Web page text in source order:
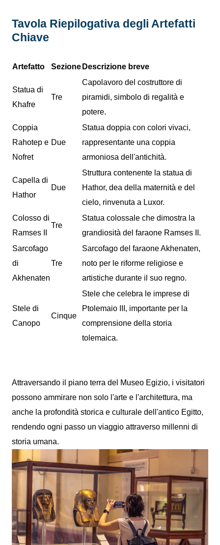
Tavola Riepilogativa degli Artefatti
Chiave
Artefatto Sezione Descrizione breve
Statua di
Khafre
Tre
Capolavoro del costruttore di
piramidi, simbolo di regalità e
potere.
Coppia
Rahotep e
Nofret
Due
Statua doppia con colori vivaci,
rappresentante una coppia
armoniosa dell'antichità.
Capella di
Hathor
Due
Struttura contenente la statua di
Hathor, dea della maternità e del
cielo, rinvenuta a Luxor.
Colosso di
Ramses II
Tre
Statua colossale che dimostra la
grandiosità del faraone Ramses II.
Sarcofago
di
Akhenaten
Tre
Sarcofago del faraone Akhenaten,
noto per le riforme religiose e
artistiche durante il suo regno.
Stele di
Canopo
Cinque
Stele che celebra le imprese di
Ptolemaio III, importante per la
comprensione della storia
tolemaica.
Attraversando il piano terra del Museo Egizio, i visitatori
possono ammirare non solo l'arte e l'architettura, ma
anche la profondità storica e culturale dell'antico Egitto,
rendendo ogni passo un viaggio attraverso millenni di
storia umana.